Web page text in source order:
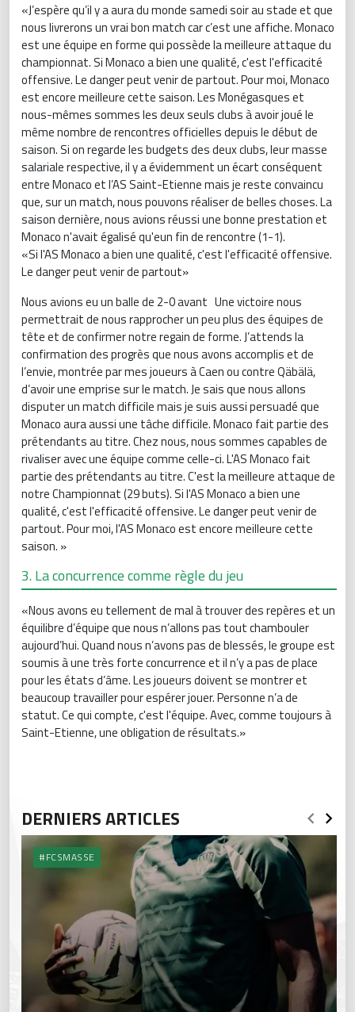
«J’espère qu’il y a aura du monde samedi soir au stade et que
nous livrerons un vrai bon match car c’est une affiche. Monaco
est une équipe en forme qui possède la meilleure attaque du
championnat. Si Monaco a bien une qualité, c'est l'efficacité
offensive. Le danger peut venir de partout. Pour moi, Monaco
est encore meilleure cette saison. Les Monégasques et
nous-mêmes sommes les deux seuls clubs à avoir joué le
même nombre de rencontres officielles depuis le début de
saison. Si on regarde les budgets des deux clubs, leur masse
salariale respective, il y a évidemment un écart conséquent
entre Monaco et l’AS Saint-Etienne mais je reste convaincu
que, sur un match, nous pouvons réaliser de belles choses. La
saison dernière, nous avions réussi une bonne prestation et
Monaco n'avait égalisé qu'eun fin de rencontre (1-1).
«Si l'AS Monaco a bien une qualité, c'est l'efficacité offensive.
Le danger peut venir de partout»
Nous avions eu un balle de 2-0 avant Une victoire nous
permettrait de nous rapprocher un peu plus des équipes de
tête et de confirmer notre regain de forme. J’attends la
confirmation des progrès que nous avons accomplis et de
l’envie, montrée par mes joueurs à Caen ou contre Qäbälä,
d’avoir une emprise sur le match. Je sais que nous allons
disputer un match difficile mais je suis aussi persuadé que
Monaco aura aussi une tâche difficile. Monaco fait partie des
prétendants au titre. Chez nous, nous sommes capables de
rivaliser avec une équipe comme celle-ci. L'AS Monaco fait
partie des prétendants au titre. C'est la meilleure attaque de
notre Championnat (29 buts). Si l'AS Monaco a bien une
qualité, c'est l'efficacité offensive. Le danger peut venir de
partout. Pour moi, l'AS Monaco est encore meilleure cette
saison. »
3. La concurrence comme règle du jeu
«Nous avons eu tellement de mal à trouver des repères et un
équilibre d’équipe que nous n’allons pas tout chambouler
aujourd’hui. Quand nous n’avons pas de blessés, le groupe est
soumis à une très forte concurrence et il n’y a pas de place
pour les états d’âme. Les joueurs doivent se montrer et
beaucoup travailler pour espérer jouer. Personne n’a de
statut. Ce qui compte, c'est l'équipe. Avec, comme toujours à
Saint-Etienne, une obligation de résultats.»
DERNIERS ARTICLES
#FCSMASSE